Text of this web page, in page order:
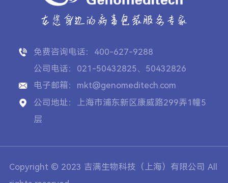
免费咨询电话：400-627-9288
公司电话：021-50432825、50432826
电子邮箱：mkt@genomeditech.com
公司地址：上海市浦东新区康威路299弄1幢5
层
Copyright © 2023 吉满生物科技（上海）有限公司 All